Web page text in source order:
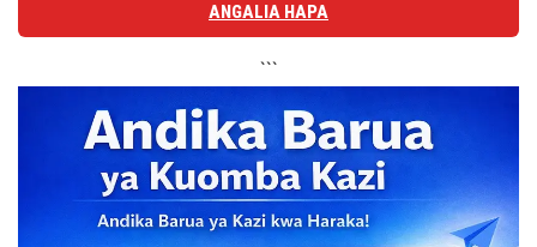
ANGALIA HAPA
```